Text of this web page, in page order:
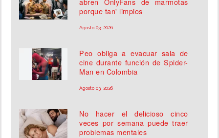
porque tan' limpios
Agosto 03, 2026
Peo obliga a evacuar sala de
cine durante función de Spider-
Man en Colombia
Agosto 03, 2026
No hacer el delicioso cinco
veces por semana puede traer
problemas mentales